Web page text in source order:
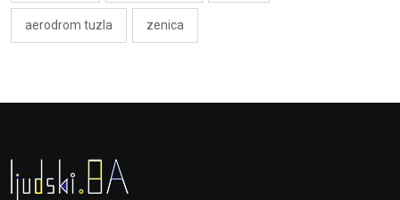
aerodrom tuzla zenica